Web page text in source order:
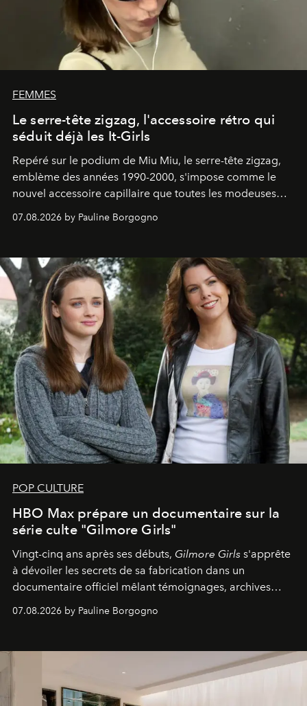
FEMMES
Le serre-tête zigzag, l'accessoire rétro qui
séduit déjà les It-Girls
Repéré sur le podium de Miu Miu, le serre-tête zigzag,
emblème des années 1990-2000, s'impose comme le
nouvel accessoire capillaire que toutes les modeuses
07.08.2026 by Pauline Borgogno
POP CULTURE
HBO Max prépare un documentaire sur la
série culte "Gilmore Girls"
Vingt-cinq ans après ses débuts, Gilmore Girls s'apprête
à dévoiler les secrets de sa fabrication dans un
documentaire officiel mêlant témoignages, archives
générationnel.
07.08.2026 by Pauline Borgogno